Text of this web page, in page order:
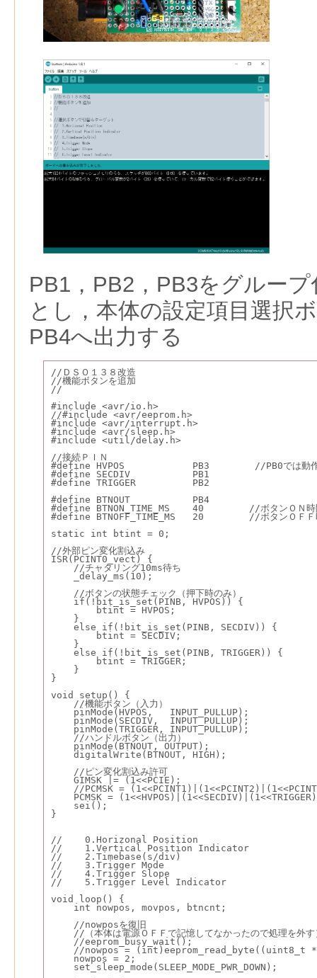
PB1，PB2，PB3をグルー
とし，本体の設定項目選択
PB4へ出力する
//ＤＳＯ１３８改造
//機能ボタンを追加
//
#include <avr/io.h>
//#include <avr/eeprom.h>
#include <avr/interrupt.h>
#include <avr/sleep.h>
#include <util/delay.h>
//接続ＰＩＮ
#define HVPOS            PB3        //PB0では動作
#define SECDIV           PB1
#define TRIGGER          PB2
#define BTNOUT           PB4
#define BTNON_TIME_MS    40        //ボタンＯＮ時
#define BTNOFF_TIME_MS   20        //ボタンＯＦＦ
static int btint = 0;
//外部ピン変化割込み
ISR(PCINT0_vect) {
//チャタリング10ms待ち
_delay_ms(10);
//ボタンの状態チェック（押下時のみ）
if(!bit_is_set(PINB, HVPOS)) {
btint = HVPOS;
}
else if(!bit_is_set(PINB, SECDIV)) {
btint = SECDIV;
}
else if(!bit_is_set(PINB, TRIGGER)) {
btint = TRIGGER;
}
}
void setup() {
//機能ボタン（入力）
pinMode(HVPOS,   INPUT_PULLUP);
pinMode(SECDIV,  INPUT_PULLUP);
pinMode(TRIGGER, INPUT_PULLUP);
//ハンドルボタン（出力）
pinMode(BTNOUT, OUTPUT);
digitalWrite(BTNOUT, HIGH);
//ピン変化割込み許可
GIMSK |= (1<<PCIE);
//PCMSK =
PCMSK =
sei();
}
//    0.Horizonal Position
//    1.Vertical Position Indicator
//    2.Timebase(s/div)
//    3.Trigger Mode
//    4.Trigger Slope
//    5.Trigger Level Indicator
void loop() {
int nowpos, movpos, btncnt;
//nowposを復旧
//（本体は電源ＯＦＦで記憶してなかったので処理を外す
//eeprom_busy_wait();
//nowpos = (int)eeprom_read_byte((uint8_t
nowpos = 2;
set_sleep_mode(SLEEP_MODE_PWR_DOWN);